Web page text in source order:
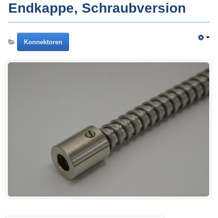
Endkappe, Schraubversion
Konnektoren